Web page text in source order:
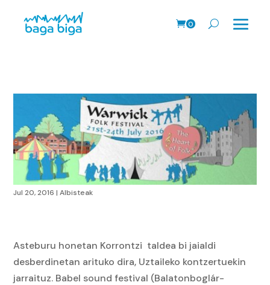
0
Jul 20, 2016 |Albisteak
Asteburu honetan Korrontzi taldea bi jaialdi
desberdinetan arituko dira, Uztaileko kontzertuekin
jarraituz. Babel sound festival (Balatonboglár-